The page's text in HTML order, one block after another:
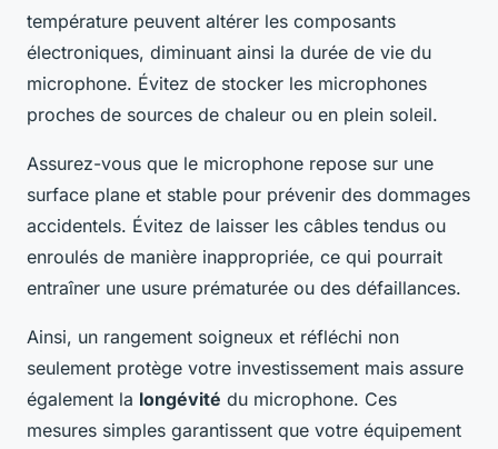
température peuvent altérer les composants
électroniques, diminuant ainsi la durée de vie du
microphone. Évitez de stocker les microphones
proches de sources de chaleur ou en plein soleil.
Assurez-vous que le microphone repose sur une
surface plane et stable pour prévenir des dommages
accidentels. Évitez de laisser les câbles tendus ou
enroulés de manière inappropriée, ce qui pourrait
entraîner une usure prématurée ou des défaillances.
Ainsi, un rangement soigneux et réfléchi non
seulement protège votre investissement mais assure
également la longévité du microphone. Ces
mesures simples garantissent que votre équipement